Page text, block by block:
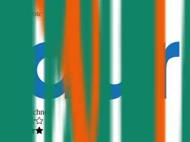
Produktnote
Ausgezeichnet